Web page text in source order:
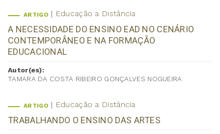
ARTIGO Educação a Distância
A NECESSIDADE DO ENSINO EAD NO CENÁRIO
CONTEMPORÂNEO E NA FORMAÇÃO
EDUCACIONAL
Autor(es):
TAMARA DA COSTA RIBEIRO GONÇALVES NOGUEIRA
ARTIGO Educação a Distância
TRABALHANDO O ENSINO DAS ARTES